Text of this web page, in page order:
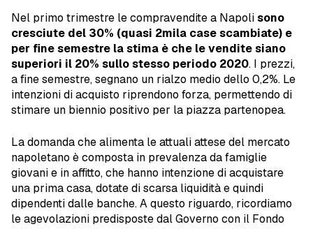
Nel primo trimestre le compravendite a Napolisono
cresciute del 30% (quasi 2mila case scambiate) e
per fine semestre la stima è che le vendite siano
superiori il 20% sullo stesso periodo 2020. I prezzi,
a fine semestre, segnano un rialzo medio dello 0,2%. Le
intenzioni di acquisto riprendono forza, permettendo di
stimare un biennio positivo per la piazza partenopea.
La domanda che alimenta le attuali attese del mercato
napoletano è composta in prevalenza da famiglie
giovani e in affitto, che hanno intenzione di acquistare
una prima casa, dotate di scarsa liquidità e quindi
dipendenti dalle banche. A questo riguardo, ricordiamo
le agevolazioni predisposte dal Governo con il Fondo